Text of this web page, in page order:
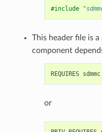
#include
This header file is
component
REQUIRES sdmmc
or